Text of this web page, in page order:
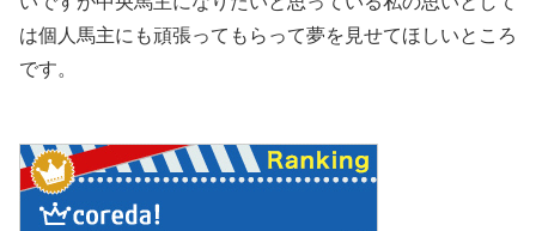
は個人馬主にも頑張ってもらって夢を見せてほしいところ
です。